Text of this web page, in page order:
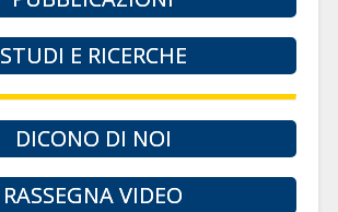
STUDI E RICERCHE
DICONO DI NOI
RASSEGNA VIDEO